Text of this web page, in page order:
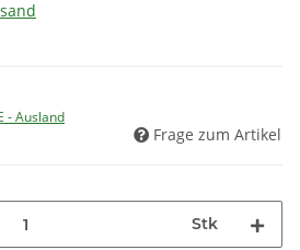
- Ausland
Frage zum Artikel
Stk